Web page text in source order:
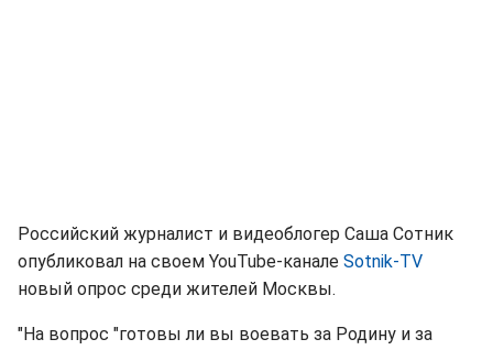
Российский журналист и видеоблогер Саша Сотник
опубликовал на своем YouTube-канале Sotnik-TV
новый опрос среди жителей Москвы.
"На вопрос "готовы ли вы воевать за Родину и за